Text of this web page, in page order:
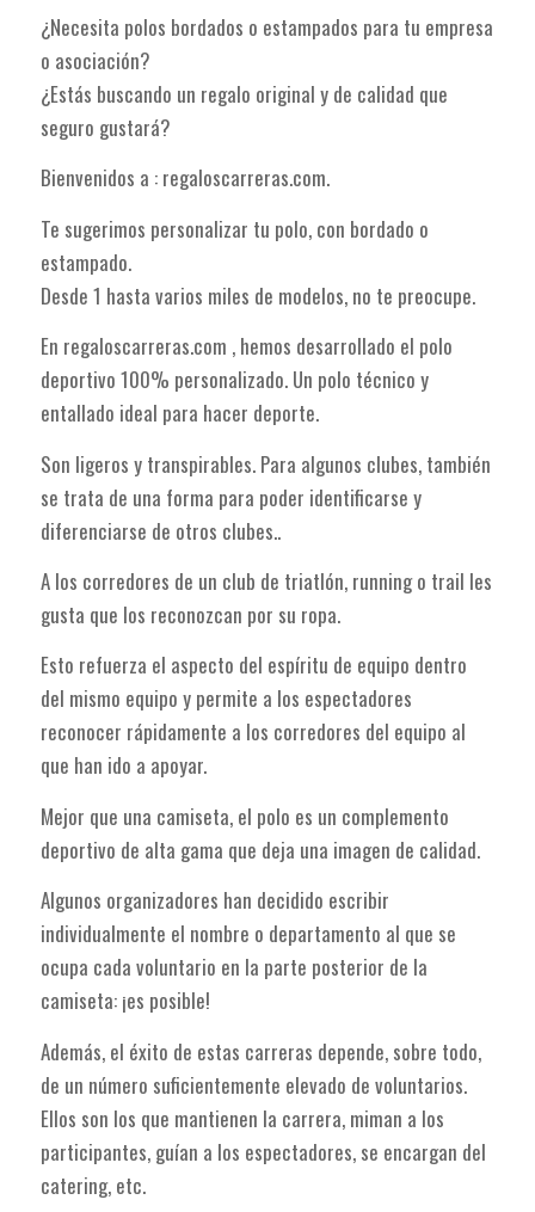
¿Necesita polos bordados o estampados para tu empresa
o asociación?
¿Estás buscando un regalo original y de calidad que
seguro gustará?
Bienvenidos a : regaloscarreras.com.
Te sugerimos personalizar tu polo, con bordado o
estampado.
Desde 1 hasta varios miles de modelos, no te preocupe.
En regaloscarreras.com , hemos desarrollado el polo
deportivo 100% personalizado. Un polo técnico y
entallado ideal para hacer deporte.
Son ligeros y transpirables. Para algunos clubes, también
se trata de una forma para poder identificarse y
diferenciarse de otros clubes..
A los corredores de un club de triatlón, running o trail les
gusta que los reconozcan por su ropa.
Esto refuerza el aspecto del espíritu de equipo dentro
del mismo equipo y permite a los espectadores
reconocer rápidamente a los corredores del equipo al
que han ido a apoyar.
Mejor que una camiseta, el polo es un complemento
deportivo de alta gama que deja una imagen de calidad.
Algunos organizadores han decidido escribir
individualmente el nombre o departamento al que se
ocupa cada voluntario en la parte posterior de la
camiseta: ¡es posible!
Además, el éxito de estas carreras depende, sobre todo,
de un número suficientemente elevado de voluntarios.
Ellos son los que mantienen la carrera, miman a los
participantes, guían a los espectadores, se encargan del
catering, etc.